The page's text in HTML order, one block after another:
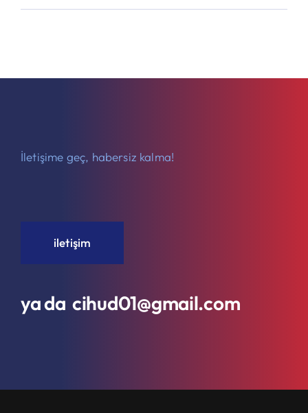
İletişime geç, habersiz kalma!
iletişim
ya da cihud01@gmail.com